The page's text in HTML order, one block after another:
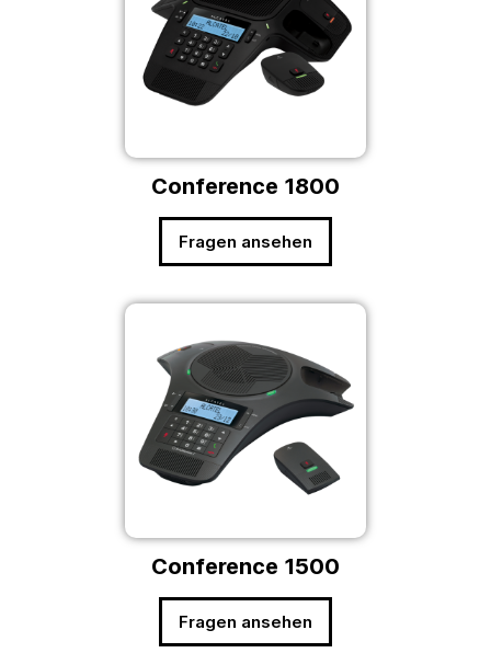
Conference 1800
Fragen ansehen
Conference 1500
Fragen ansehen